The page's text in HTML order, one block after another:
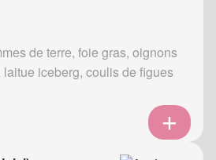
de terre, foie gras, oignons
iceberg, coulis de figues